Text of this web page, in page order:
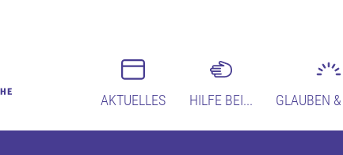
AKTUELLES HILFE BEI... GLAUBEN